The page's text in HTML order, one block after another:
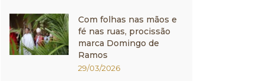
Com folhas nas mãos e
fé nas ruas, procissão
marca Domingo de
Ramos
29/03/2026